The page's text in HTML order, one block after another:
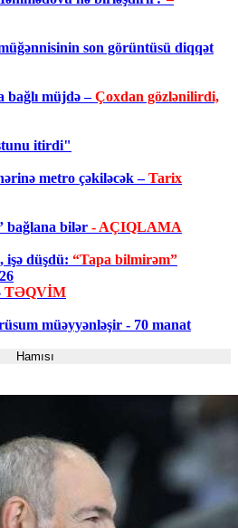
son görüntüsü diqqət
bağlı müjdə –Çoxdan gözlənilirdi,
itirdi"
metro çəkiləcək –Tarix
bağlana bilər - AÇIQLAMA
işə düşdü: “Tapa bilmirəm”
TƏQVİM
müəyyənləşir - 70 manat
Hamısı